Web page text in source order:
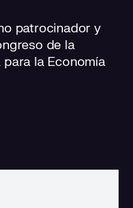
patrocinador y
de la
la Economía